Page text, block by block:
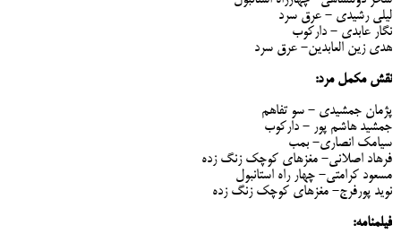
لیلی رشیدی - عرق سرد
نگار عابدی - دارکوب
هدی زین العابدین- عرق سرد
نقش مکمل مرد:
پژمان جمشیدی - سو تفاهم
جمشید هاشم پور - دارکوب
سیامک انصاری- بمب
فرهاد اصلانی- مغزهای کوچک زنگ زده
مسعود کرامتی- چهار راه استانبول
نوید پورفرج- مغزهای کوچک زنگ زده
فیلمنامه: